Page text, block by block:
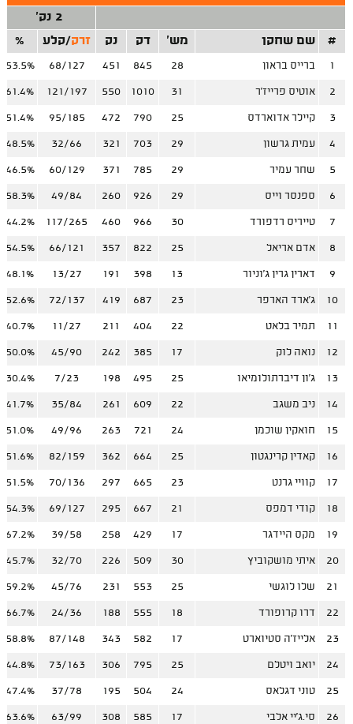
2 נק'
#
שם שחקן מש' דק נק זרק/קלע %
1 ברייס בראון 28
845
451
68/127
53.5%
2 אוטיס פרייז'ר 31
1010
550
121/197
61.4%
3 קיילר אדוארדס 25
790
472
95/185
51.4%
4 עמית גרשון 29
703
321
32/66
48.5%
5 שחר עמיר 29
785
371
60/129
46.5%
6 ספנסר וייס 29
926
260
49/84
58.3%
7 טייריס רדפורד 30
966
460
117/265
44.2%
8 אדם אריאל 25
822
357
66/121
54.5%
9 דארין גרין ג'וניור 13
398
191
13/27
48.1%
10 ג'ארד הארפר 23
687
419
72/137
52.6%
11 תמיר בלאט 22
404
211
11/27
40.7%
12 נואה לוק 17
385
242
45/90
50.0%
13 ג'ון דיברתולומיאו 25
495
198
7/23
30.4%
14 ניב משגב 22
609
261
35/84
41.7%
15 חואקין שוכמן 24
721
263
49/96
51.0%
16 קאדין קרינגטון 25
664
362
82/159
51.6%
17 קוויי גרנט 23
665
297
70/136
51.5%
18 קודי דמפס 21
667
295
69/127
54.3%
19 מקס היידגר 17
429
258
39/58
67.2%
20 איתי מושקוביץ 30
509
226
32/70
45.7%
21 שלו לוגשי 25
553
231
45/76
59.2%
22 דרו קרופורד 18
555
188
24/36
66.7%
23 אלייז'ה סטיוארט 17
582
343
87/148
58.8%
24 יואב ויטלם 25
795
306
73/163
44.8%
25 טוני דגלאס 24
504
195
37/78
47.4%
26 סי.ג'יי אלבי 17
585
308
63/99
63.6%